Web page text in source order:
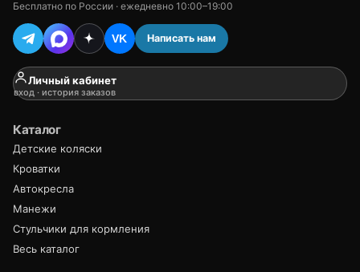
Бесплатно по России · ежедневно 10:00–19:00
VK Написать нам
Личный кабинет
вход · история заказов
Каталог
Детские коляски
Кроватки
Автокресла
Манежи
Стульчики для кормления
Весь каталог